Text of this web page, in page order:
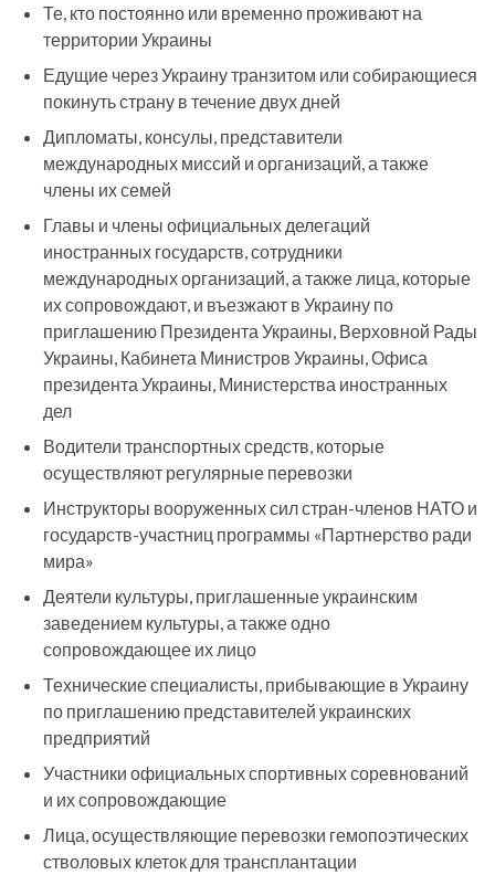
Те, кто постоянно или временно проживают на
территории Украины
Едущие через Украину транзитом или собирающиеся
покинуть страну в течение двух дней
Дипломаты, консулы, представители
международных миссий и организаций, а также
члены их семей
Главы и члены официальных делегаций
иностранных государств, сотрудники
международных организаций, а также лица, которые
их сопровождают, и въезжают в Украину по
приглашению Президента Украины, Верховной Рады
Украины, Кабинета Министров Украины, Офиса
президента Украины, Министерства иностранных
дел
Водители транспортных средств, которые
осуществляют регулярные перевозки
Инструкторы вооруженных сил стран-членов НАТО и
государств-участниц программы «Партнерство ради
мира»
Деятели культуры, приглашенные украинским
заведением культуры, а также одно
сопровождающее их лицо
Технические специалисты, прибывающие в Украину
по приглашению представителей украинских
предприятий
Участники официальных спортивных соревнований
и их сопровождающие
Лица, осуществляющие перевозки гемопоэтических
стволовых клеток для трансплантации